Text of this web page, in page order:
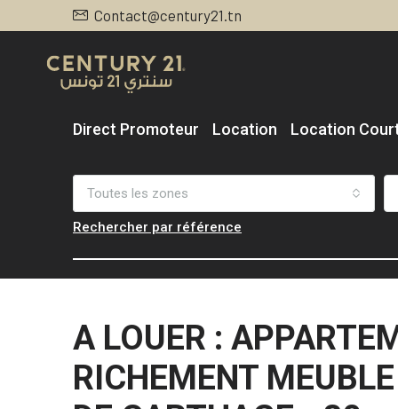
Contact@century21.tn
Direct Promoteur Location Location
Toutes les zones
Rechercher par référence
A LOUER :
RICHEMENT